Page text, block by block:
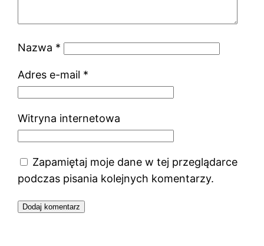
Nazwa *
Adres e-mail *
Witryna internetowa
Zapamiętaj moje dane w tej przeglądarce
podczas pisania kolejnych komentarzy.